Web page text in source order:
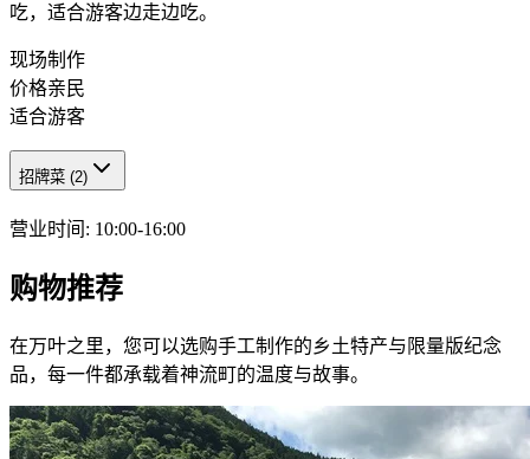
吃，适合游客边走边吃。
现场制作
价格亲民
适合游客
招牌菜 (2)
营业时间 : 10:00-16:00
购物推荐
在万叶之里，您可以选购手工制作的乡土特产与限量版纪念
品，每一件都承载着神流町的温度与故事。